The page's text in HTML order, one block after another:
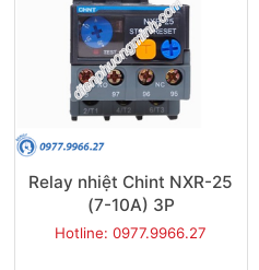
Relay nhiệt Chint NXR-25
(7-10A) 3P
Hotline: 0977.9966.27